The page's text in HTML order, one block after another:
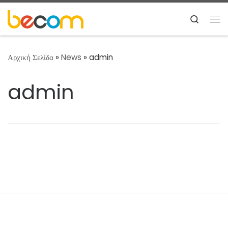
Μετάβαση στο περιεχόμενο Search
Αρχική Σελίδα » News » admin
admin